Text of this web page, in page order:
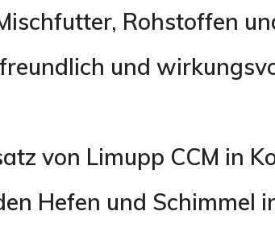
Rohstoffen
und
von Limupp CCM in
Hefen und Schimmel